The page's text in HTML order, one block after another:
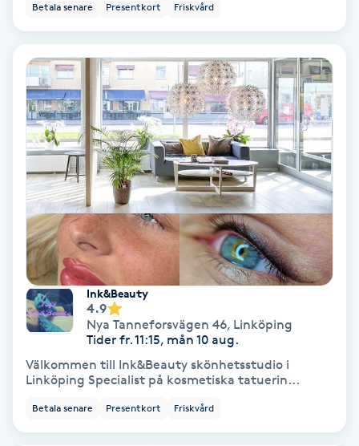
Hyaluronsyra
Hyperhidros
Hypnos
Hårborttagning
Hårbottenbehandling
Hårförlängning
Hårvård
Hälsprickor
Betala senare Presentkort Friskvård
Ink&Beauty
4.9
Nya Tanneforsvägen 46, Linköping
Tider fr. 11:15, mån 10 aug.
Välkommen till Ink&Beauty skönhetsstudio i
Linköping Specialist på kosmetiska tatuerin...
Betala senare Presentkort Friskvård